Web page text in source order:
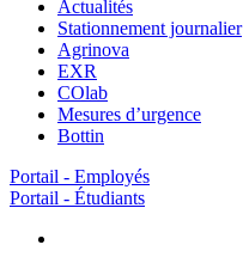
Actualités
Stationnement journalier
Agrinova
EXR
COlab
Mesures d’urgence
Bottin
Portail - Employés
Portail - Étudiants